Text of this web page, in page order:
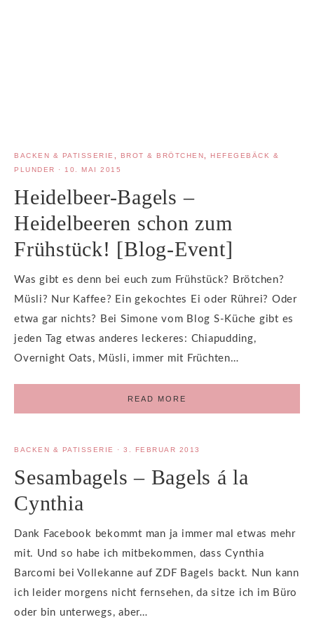
BACKEN & PATISSERIE BROT & BRÖTCHEN
HEFEGEBÄCK &
PLUNDER
· 10. MAI 2015
Heidelbeer-Bagels –
Heidelbeeren schon zum
Frühstück! [Blog-Event]
Was gibt es denn bei euch zum Frühstück? Brötchen?
Müsli? Nur Kaffee? Ein gekochtes Ei oder Rührei? Oder
etwa gar nichts? Bei Simone vom Blog S-Küche gibt es
jeden Tag etwas anderes leckeres: Chiapudding,
Overnight Oats, Müsli, immer mit Früchten…
READ MORE
BACKEN & PATISSERIE · 3. FEBRUAR 2013
Sesambagels – Bagels á la
Cynthia
Dank Facebook bekommt man ja immer mal etwas mehr
mit. Und so habe ich mitbekommen, dass Cynthia
Barcomi bei Vollekanne auf ZDF Bagels backt. Nun kann
ich leider morgens nicht fernsehen, da sitze ich im Büro
oder bin unterwegs, aber…